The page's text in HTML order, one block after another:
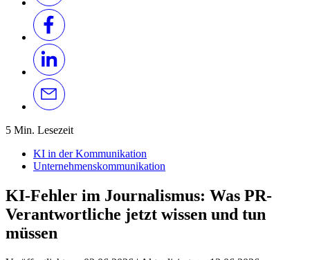
5 Min. Lesezeit
KI in der Kommunikation
Unternehmenskommunikation
KI-Fehler im Journalismus: Was PR-
Verantwortliche jetzt wissen und tun
müssen